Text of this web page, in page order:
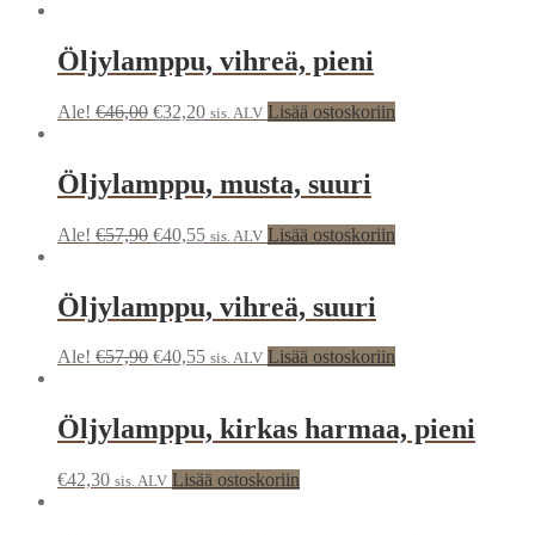
Öljylamppu, vihreä, pieni
Ale! €46,00 €32,20 sis. ALV Lisää ostoskoriin
Öljylamppu, musta, suuri
Ale! €57,90 €40,55 sis. ALV Lisää ostoskoriin
Öljylamppu, vihreä, suuri
Ale! €57,90 €40,55 sis. ALV Lisää ostoskoriin
Öljylamppu, kirkas harmaa, pieni
€42,30 sis. ALV Lisää ostoskoriin